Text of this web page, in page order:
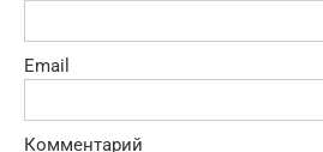
Email
Комментарий